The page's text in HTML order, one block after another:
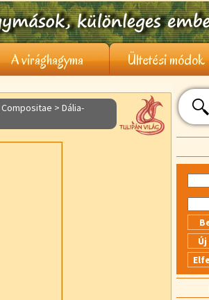
A virághagyma Ültetési módok
> Dália-